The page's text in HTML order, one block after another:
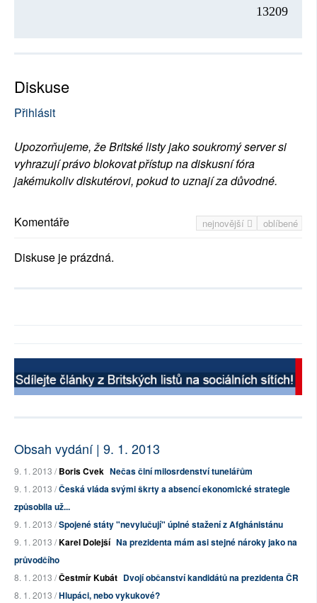
13209
Diskuse
Přihlásit
Upozorňujeme, že Britské listy jako soukromý server si
vyhrazují právo blokovat přístup na diskusní fóra
jakémukoliv diskutérovi, pokud to uznají za důvodné.
nejnovější oblíbené
Komentáře
Diskuse je prázdná.
Obsah vydání | 9. 1. 2013
9. 1. 2013 /Boris Cvek Nečas činí milosrdenství tunelářům
9. 1. 2013 /Česká vláda svými škrty a absencí ekonomické strategie
způsobila už...
9. 1. 2013 /Spojené státy "nevylučují" úplné stažení z Afghánistánu
9. 1. 2013 /Karel Dolejší Na prezidenta mám asi stejné nároky jako na
průvodčího
8. 1. 2013 /Čestmír Kubát Dvojí občanství kandidátů na prezidenta ČR
8. 1. 2013 /Hlupáci, nebo vykukové?